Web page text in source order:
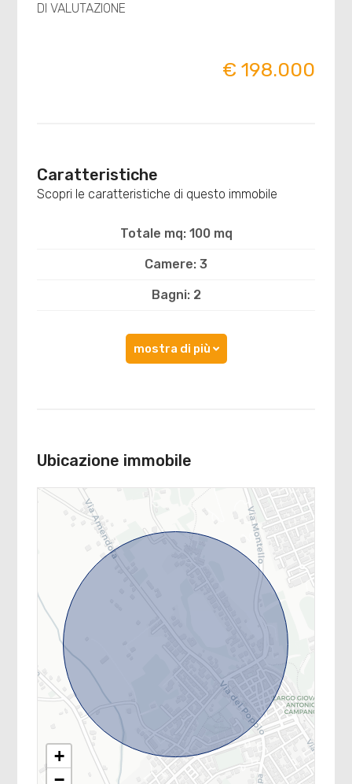
DI VALUTAZIONE
€ 198.000
Caratteristiche
Scopri le caratteristiche di questo immobile
Totale mq: 100 mq
Camere: 3
Bagni: 2
mostra di più
Ubicazione immobile
+
−